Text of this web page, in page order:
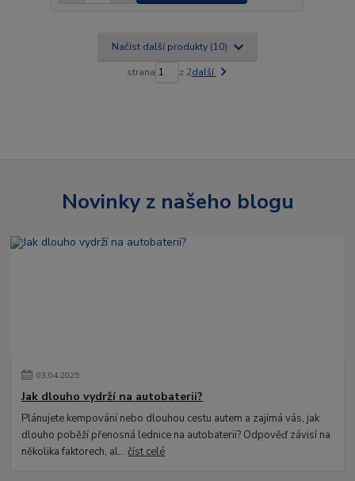
Načíst další produkty (10)
strana z 2další
Novinky z našeho blogu
03.04.2025
Jak dlouho vydrží na autobaterii?
Plánujete kempování nebo dlouhou cestu autem a zajímá vás, jak
dlouho poběží přenosná lednice na autobaterii? Odpověď závisí na
několika faktorech, al...číst celé